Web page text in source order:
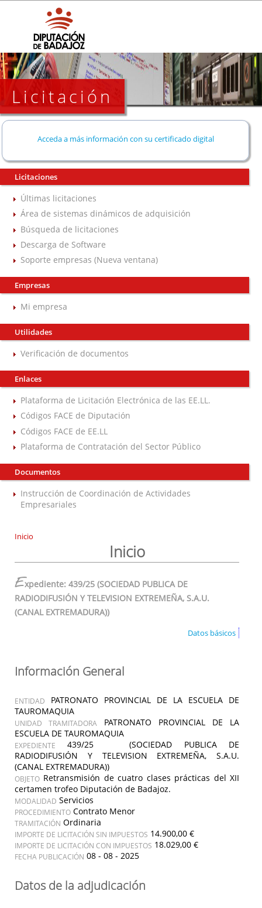
Licitación
Acceda a más información con su certificado digital
Licitaciones
Últimas licitaciones
Área de sistemas dinámicos de adquisición
Búsqueda de licitaciones
Descarga de Software
Soporte empresas (Nueva ventana)
Empresas
Mi empresa
Utilidades
Verificación de documentos
Enlaces
Plataforma de Licitación Electrónica de las EE.LL.
Códigos FACE de Diputación
Códigos FACE de EE.LL
Plataforma de Contratación del Sector Público
Documentos
Instrucción de Coordinación de Actividades
Empresariales
Inicio
Inicio
Expediente: 439/25 (SOCIEDAD PUBLICA DE
RADIODIFUSIÓN Y TELEVISION EXTREMEÑA, S.A.U.
(CANAL EXTREMADURA))
Datos básicos
Información General
ENTIDAD
PATRONATO PROVINCIAL DE LA ESCUELA DE
TAUROMAQUIA
UNIDAD TRAMITADORA
PATRONATO PROVINCIAL DE LA
ESCUELA DE TAUROMAQUIA
EXPEDIENTE
439/25 (SOCIEDAD PUBLICA DE
RADIODIFUSIÓN Y TELEVISION EXTREMEÑA, S.A.U.
(CANAL EXTREMADURA))
OBJETO Retransmisión de cuatro clases prácticas del XII
certamen trofeo Diputación de Badajoz.
MODALIDAD Servicios
PROCEDIMIENTO Contrato Menor
TRAMITACIÓN Ordinaria
IMPORTE DE LICITACIÓN SIN IMPUESTOS 14.900,00 €
IMPORTE DE LICITACIÓN CON IMPUESTOS 18.029,00 €
FECHA PUBLICACIÓN 08 - 08 - 2025
Datos de la adjudicación